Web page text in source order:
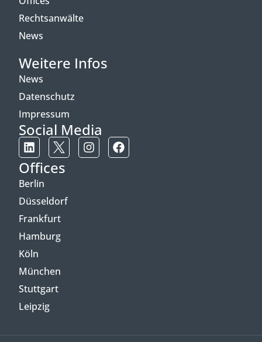
Rechtsanwälte
News
Weitere Infos
News
Datenschutz
Impressum
Social Media
Offices
Berlin
Düsseldorf
Frankfurt
Hamburg
Köln
München
Stuttgart
Leipzig